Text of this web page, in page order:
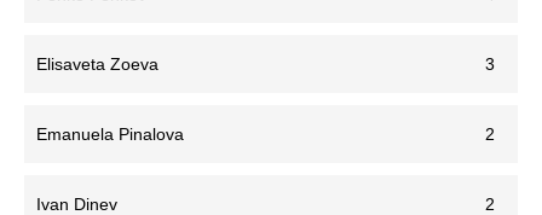
Elisaveta Zoeva 3
Emanuela Pinalova 2
Ivan Dinev 2